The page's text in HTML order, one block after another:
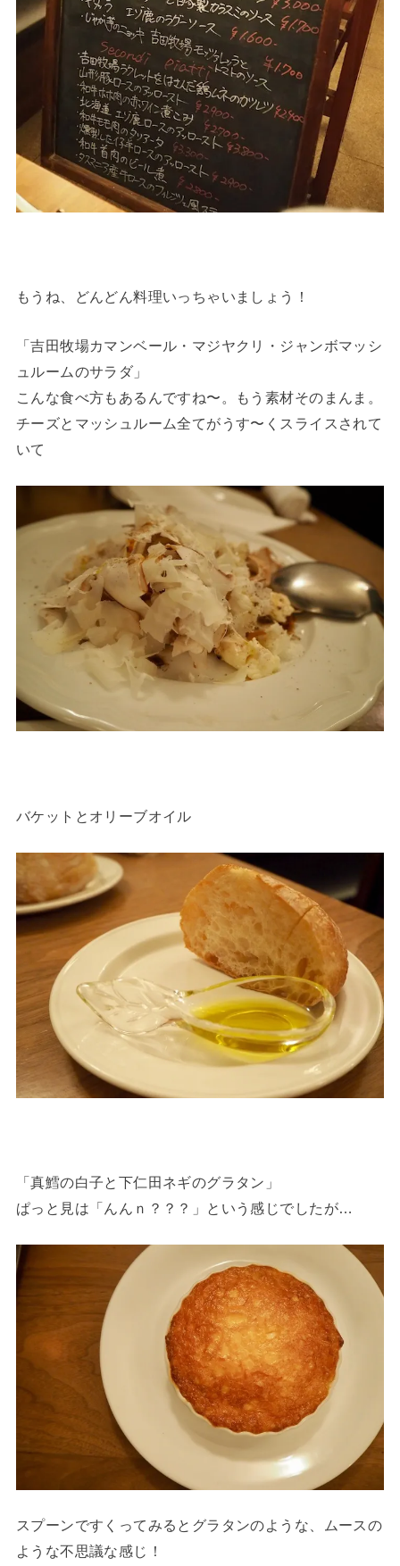
もうね、どんどん料理いっちゃいましょう！
「吉田牧場カマンベール・マジヤクリ・ジャンボマッシ
ュルームのサラダ」
こんな食べ方もあるんですね〜。もう素材そのまんま。
チーズとマッシュルーム全てがうす〜くスライスされて
いて
バケットとオリーブオイル
「真鱈の白子と下仁田ネギのグラタン」
ぱっと見は「んんｎ？？？」という感じでしたが…
スプーンですくってみるとグラタンのような、ムースの
ような不思議な感じ！